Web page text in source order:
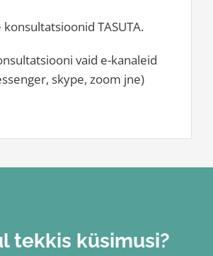
TASUTA.
vaid e-kanaleid
skype, zoom jne)
tekkis küsimusi?